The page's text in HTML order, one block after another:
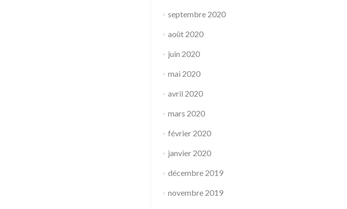
septembre 2020
août 2020
juin 2020
mai 2020
avril 2020
mars 2020
février 2020
janvier 2020
décembre 2019
novembre 2019